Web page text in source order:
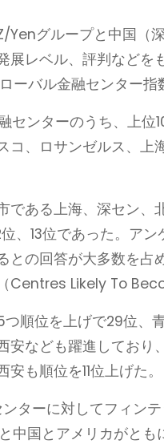
Yenグループと中国（
展レベル、評判など
ーバル金融センター指
センターのうち、上
コ、ロサンゼルス、
である上海、深セン、
、13位であった。ア
との回答が大多数を
Centres Likely To
順位を上げで29位、
安なども躍進してお
も順位を11位上げた。
ンターに対してフィン
中国とアメリカがと